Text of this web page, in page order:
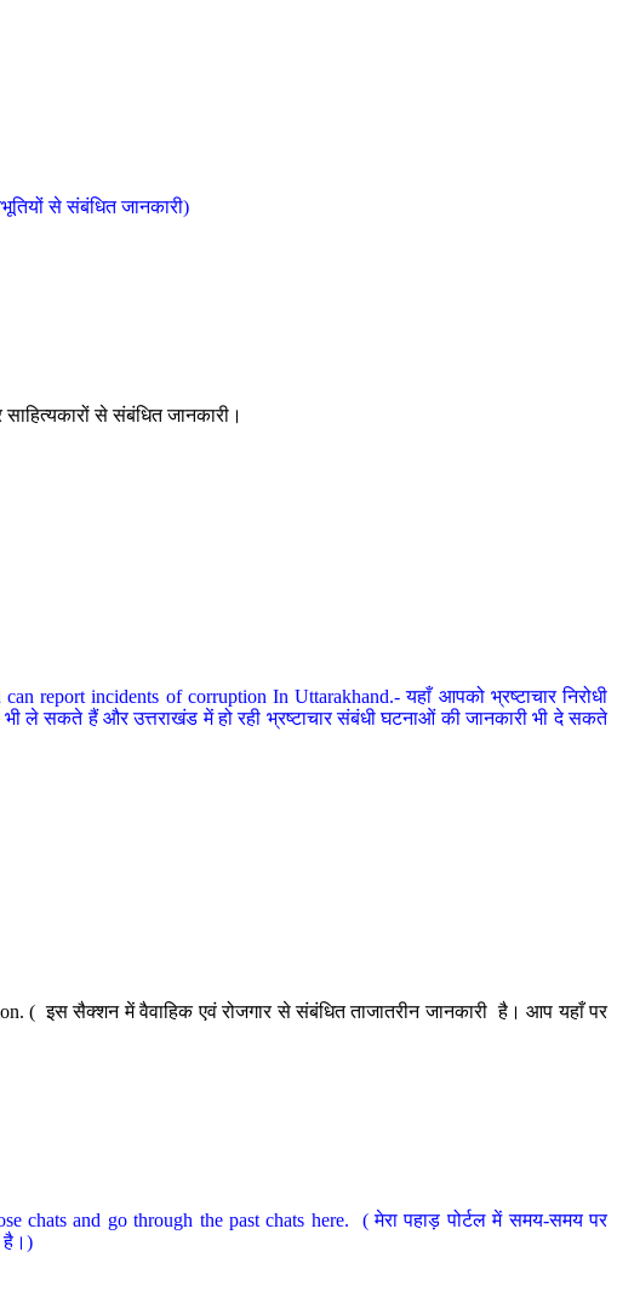
से संबंधित जानकारी)
से संबंधित जानकारी।
report incidents of corruption In Uttarakhand.- यहाँ आपको भ्रष्टाचार निरोधी
ले सकते हैं और उत्तराखंड में हो रही भ्रष्टाचार संबंधी घटनाओं की जानकारी भी दे सकते
( इस सैक्शन में वैवाहिक एवं रोजगार से संबंधित ताजातरीन जानकारी है। आप यहाँ पर
chats and go through the past chats here. ( मेरा पहाड़ पोर्टल में समय-समय पर
है।)